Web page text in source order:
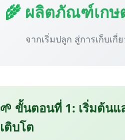
🌾 ผลิตภัณฑ์เกษ
จากเริ่มปลูก สู่การเก็บเ
🌱 ขั้นตอนที่ 1: เริ่มต้นแ
เติบโต